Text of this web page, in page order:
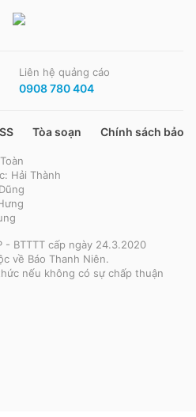
Liên hệ quảng cáo
0908 780 404
Tòa soạn Chính sách bảo
Hải Thành
- BTTTT cấp ngày 24.3.2020
về Báo Thanh Niên.
nếu không có sự chấp thuận